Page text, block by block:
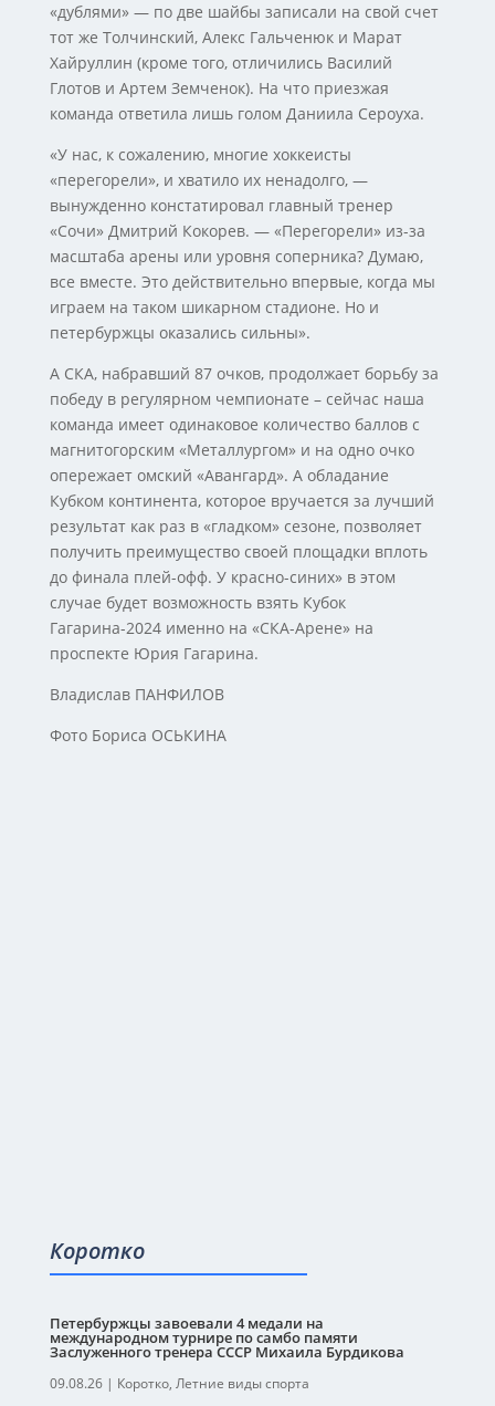
«дублями» — по две шайбы записали на свой счет
тот же Толчинский, Алекс Гальченюк и Марат
Хайруллин (кроме того, отличились Василий
Глотов и Артем Земченок). На что приезжая
команда ответила лишь голом Даниила Сероуха.
«У нас, к сожалению, многие хоккеисты
«перегорели», и хватило их ненадолго, —
вынужденно констатировал главный тренер
«Сочи» Дмитрий Кокорев. — «Перегорели» из-за
масштаба арены или уровня соперника? Думаю,
все вместе. Это действительно впервые, когда мы
играем на таком шикарном стадионе. Но и
петербуржцы оказались сильны».
А СКА, набравший 87 очков, продолжает борьбу за
победу в регулярном чемпионате – сейчас наша
команда имеет одинаковое количество баллов с
магнитогорским «Металлургом» и на одно очко
опережает омский «Авангард». А обладание
Кубком континента, которое вручается за лучший
результат как раз в «гладком» сезоне, позволяет
получить преимущество своей площадки вплоть
до финала плей-офф. У красно-синих» в этом
случае будет возможность взять Кубок
Гагарина-2024 именно на «СКА-Арене» на
проспекте Юрия Гагарина.
Владислав ПАНФИЛОВ
Фото Бориса ОСЬКИНА
Коротко
Петербуржцы завоевали 4 медали на
международном турнире по самбо памяти
Заслуженного тренера СССР Михаила Бурдикова
09.08.26| Коротко, Летние виды спорта